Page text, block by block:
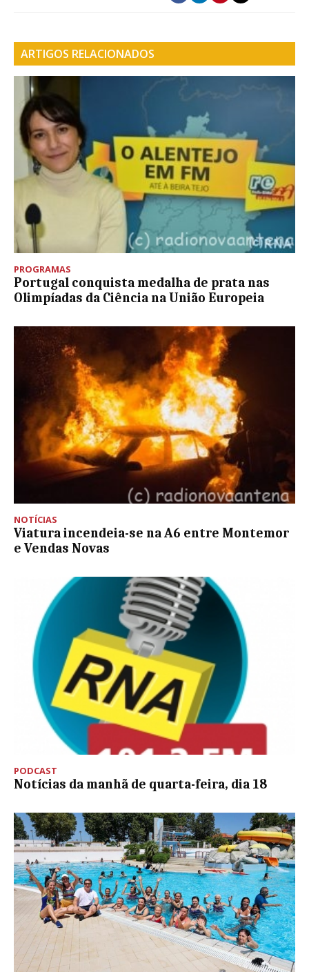
ARTIGOS RELACIONADOS
PROGRAMAS
Portugal conquista medalha de prata nas
Olimpíadas da Ciência na União Europeia
NOTÍCIAS
Viatura incendeia-se na A6 entre Montemor
e Vendas Novas
PODCAST
Notícias da manhã de quarta-feira, dia 18